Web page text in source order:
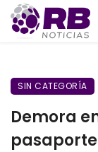
SIN CATEGORÍA
Demora